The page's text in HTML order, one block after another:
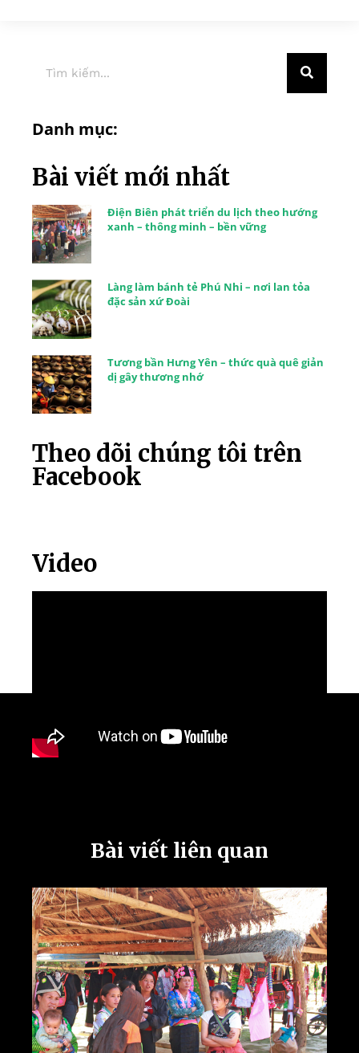
Danh mục:
Bài viết mới nhất
Điện Biên phát triển du lịch theo hướng
xanh – thông minh – bền vững
Làng làm bánh tẻ Phú Nhi – nơi lan tỏa
đặc sản xứ Đoài
Tương bần Hưng Yên – thức quà quê giản
dị gây thương nhớ
Theo dõi chúng tôi trên
Facebook
Video
Bài viết liên quan